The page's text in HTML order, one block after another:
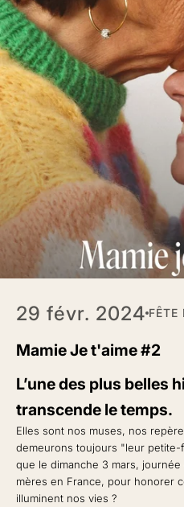
29 févr. 2024 FÊTE
Mamie Je t'aime #2
L’une des plus belles
transcende le temps.
Elles sont nos muses, nos
demeurons toujours "leur petite-
que le dimanche 3 mars,
mères en France, pour honorer
illuminent nos vies ?